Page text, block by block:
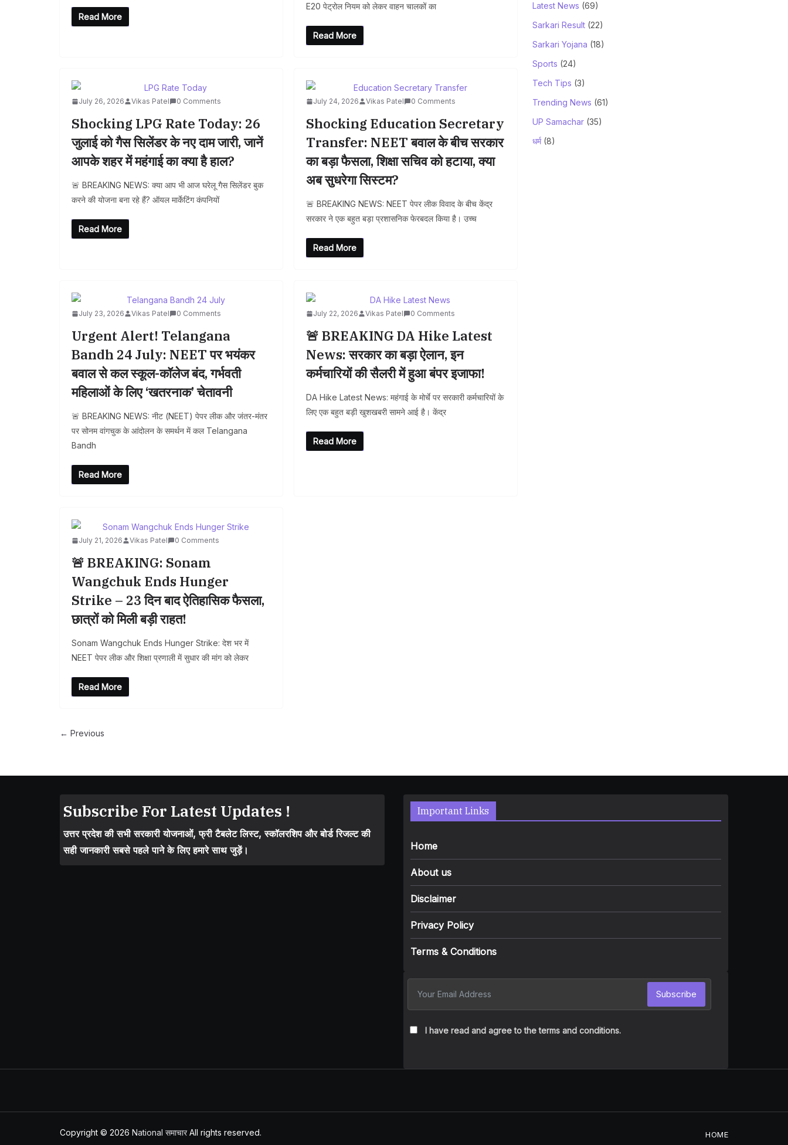
Read More
E20 पेट्रोल नियम को लेकर वाहन चालकों का
Read More
July 26, 2026 Vikas Patel 0 Comments
Shocking LPG Rate Today: 26
जुलाई को गैस सिलेंडर के नए दाम जारी, जानें
आपके शहर में महंगाई का क्या है हाल?
🚨 BREAKING NEWS: क्या आप भी आज घरेलू गैस सिलेंडर बुक
करने की योजना बना रहे हैं? ऑयल मार्केटिंग कंपनियों
Read More
July 24, 2026 Vikas Patel 0 Comments
Shocking Education Secretary
Transfer: NEET बवाल के बीच सरकार
का बड़ा फैसला, शिक्षा सचिव को हटाया, क्या
अब सुधरेगा सिस्टम?
🚨 BREAKING NEWS: NEET पेपर लीक विवाद के बीच केंद्र
सरकार ने एक बहुत बड़ा प्रशासनिक फेरबदल किया है। उच्च
Read More
July 23, 2026 Vikas Patel 0 Comments
Urgent Alert! Telangana
Bandh 24 July: NEET पर भयंकर
बवाल से कल स्कूल-कॉलेज बंद, गर्भवती
महिलाओं के लिए ‘खतरनाक’ चेतावनी
🚨 BREAKING NEWS: नीट (NEET) पेपर लीक और जंतर-मंतर
पर सोनम वांगचुक के आंदोलन के समर्थन में कल Telangana
Bandh
Read More
July 22, 2026 Vikas Patel 0 Comments
🚨 BREAKING DA Hike Latest
News: सरकार का बड़ा ऐलान, इन
कर्मचारियों की सैलरी में हुआ बंपर इजाफा!
DA Hike Latest News: महंगाई के मोर्चे पर सरकारी कर्मचारियों के
लिए एक बहुत बड़ी खुशखबरी सामने आई है। केंद्र
Read More
July 21, 2026 Vikas Patel 0 Comments
🚨 BREAKING: Sonam
Wangchuk Ends Hunger
Strike – 23 दिन बाद ऐतिहासिक फैसला,
छात्रों को मिली बड़ी राहत!
Sonam Wangchuk Ends Hunger Strike: देश भर में
NEET पेपर लीक और शिक्षा प्रणाली में सुधार की मांग को लेकर
Read More
← Previous
Latest News (69)
Sarkari Result(22)
Sarkari Yojana (18)
Sports (24)
Tech Tips (3)
Trending News (61)
UP Samachar(35)
धर्म(8)
Subscribe For Latest Updates !
उत्तर प्रदेश की सभी सरकारी योजनाओं, फ्री टैबलेट लिस्ट, स्कॉलरशिप और बोर्ड रिजल्ट की
सही जानकारी सबसे पहले पाने के लिए हमारे साथ जुड़ें।
Important Links
Home
About us
Disclaimer
Privacy Policy
Terms & Conditions
I have read and agree to the terms and conditions.
Subscribe
Copyright © 2026 National समाचारAll rights reserved. HOME